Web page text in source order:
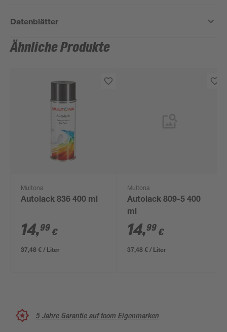
Datenblätter
Ähnliche Produkte
Multona
Autolack 836 400 ml
14,99 €
37,48 € / Liter
Multona
Autolack 809-5 400
ml
14,99 €
37,48 € / Liter
5 Jahre Garantie auf toom Eigenmarken